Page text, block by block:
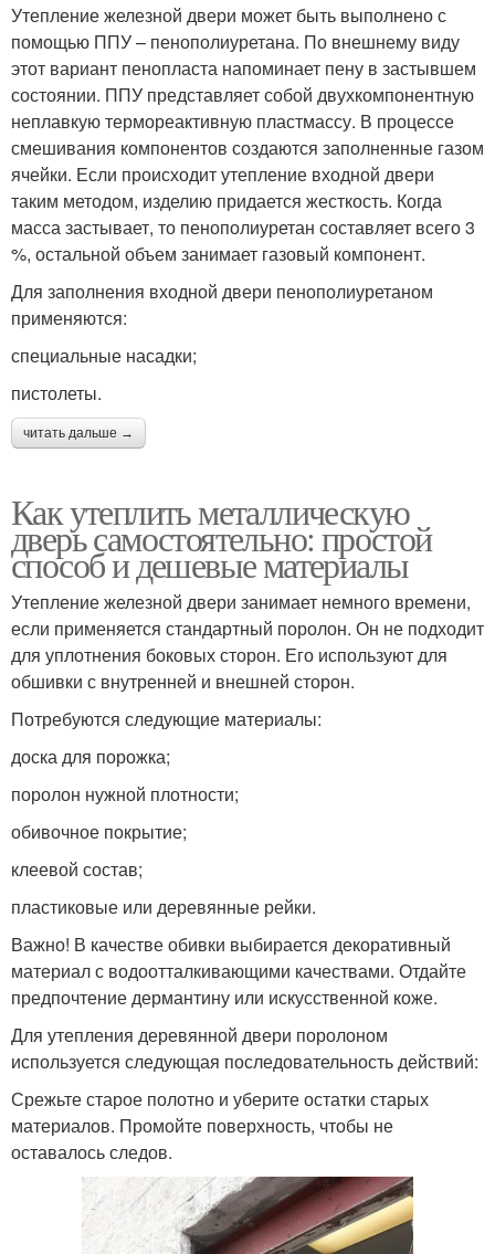
Утепление железной двери может быть выполнено с
помощью ППУ – пенополиуретана. По внешнему виду
этот вариант пенопласта напоминает пену в застывшем
состоянии. ППУ представляет собой двухкомпонентную
неплавкую термореактивную пластмассу. В процессе
смешивания компонентов создаются заполненные газом
ячейки. Если происходит утепление входной двери
таким методом, изделию придается жесткость. Когда
масса застывает, то пенополиуретан составляет всего 3
%, остальной объем занимает газовый компонент.
Для заполнения входной двери пенополиуретаном
применяются:
специальные насадки;
пистолеты.
читать дальше →
Как утеплить металлическую
дверь самостоятельно: простой
способ и дешевые материалы
Утепление железной двери занимает немного времени,
если применяется стандартный поролон. Он не подходит
для уплотнения боковых сторон. Его используют для
обшивки с внутренней и внешней сторон.
Потребуются следующие материалы:
доска для порожка;
поролон нужной плотности;
обивочное покрытие;
клеевой состав;
пластиковые или деревянные рейки.
Важно! В качестве обивки выбирается декоративный
материал с водоотталкивающими качествами. Отдайте
предпочтение дермантину или искусственной коже.
Для утепления деревянной двери поролоном
используется следующая последовательность действий:
Срежьте старое полотно и уберите остатки старых
материалов. Промойте поверхность, чтобы не
оставалось следов.